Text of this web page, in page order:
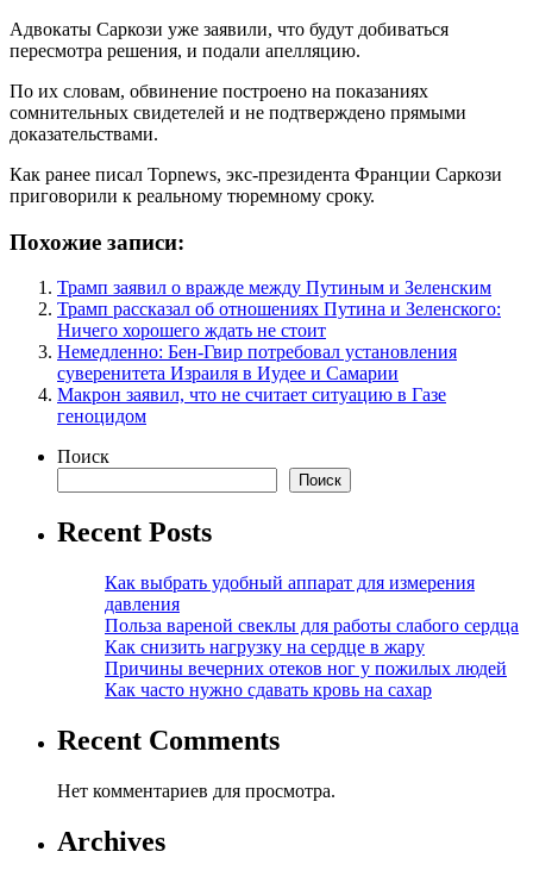
Адвокаты Саркози уже заявили, что будут добиваться
пересмотра решения, и подали апелляцию.
По их словам, обвинение построено на показаниях
сомнительных свидетелей и не подтверждено прямыми
доказательствами.
Как ранее писал Topnews, экс-президента Франции Саркози
приговорили к реальному тюремному сроку.
Похожие записи:
Трамп заявил о вражде между Путиным и Зеленским
Трамп рассказал об отношениях Путина и Зеленского:
Ничего хорошего ждать не стоит
Немедленно: Бен-Гвир потребовал установления
суверенитета Израиля в Иудее и Самарии
Макрон заявил, что не считает ситуацию в Газе
геноцидом
Поиск
Поиск
Recent Posts
Как выбрать удобный аппарат для измерения
давления
Польза вареной свеклы для работы слабого сердца
Как снизить нагрузку на сердце в жару
Причины вечерних отеков ног у пожилых людей
Как часто нужно сдавать кровь на сахар
Recent Comments
Нет комментариев для просмотра.
Archives